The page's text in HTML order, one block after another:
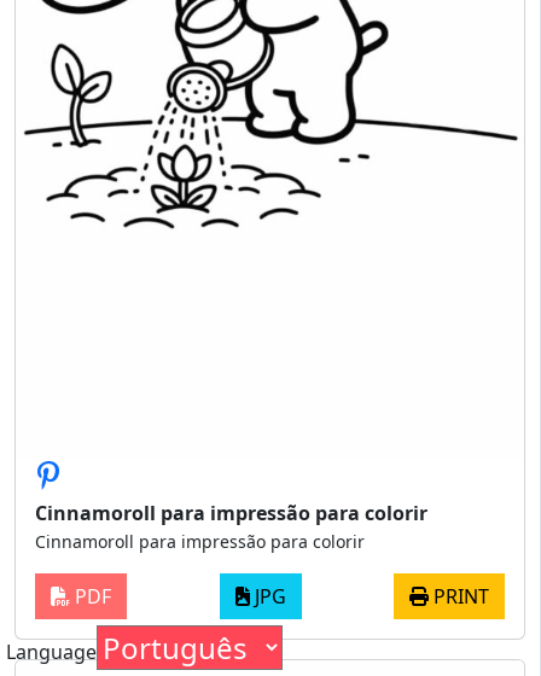
Cinnamoroll para impressão para colorir
Cinnamoroll para impressão para colorir
PDF JPG PRINT
Language